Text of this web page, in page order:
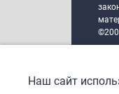
Наш сайт